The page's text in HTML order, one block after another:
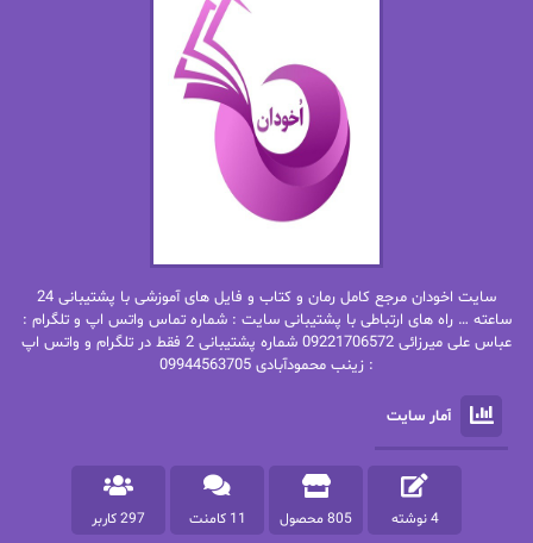
امیر فرهی
باران
بهار سلطانی
بهاره شیرازی
بهاره.م
بیتا فرخی
پاتریشیا ویلسون پرتو فرهمند
پرستو اسحقی
پرستو مهاجر
پرهام رسولی
پروانه قدیمی پروانه محمدی
سایت اخودان مرجع کامل رمان و کتاب و فایل های آموزشی با پشتیبانی 24
ساعته … راه های ارتباطی با پشتیبانی سایت : شماره تماس واتس اپ و تلگرام :
عباس علی میرزائی 09221706572 شماره پشتیبانی 2 فقط در تلگرام و واتس اپ
: زینب محمودآبادی 09944563705
آمار سایت
4 نوشته 805 محصول 11 کامنت 297 کاربر